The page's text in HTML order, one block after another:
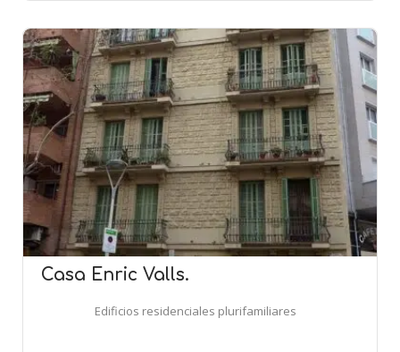
Casa Enric Valls.
Edificios residenciales plurifamiliares